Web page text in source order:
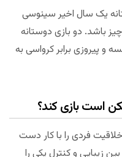
یک سال اخیر سینوسی
باشد. دو بازی دوستانه
و پیروزی برابر کرواسی به
است بازی کند؟
فردی را با کار دست
زیبایی و کنترل یکی را